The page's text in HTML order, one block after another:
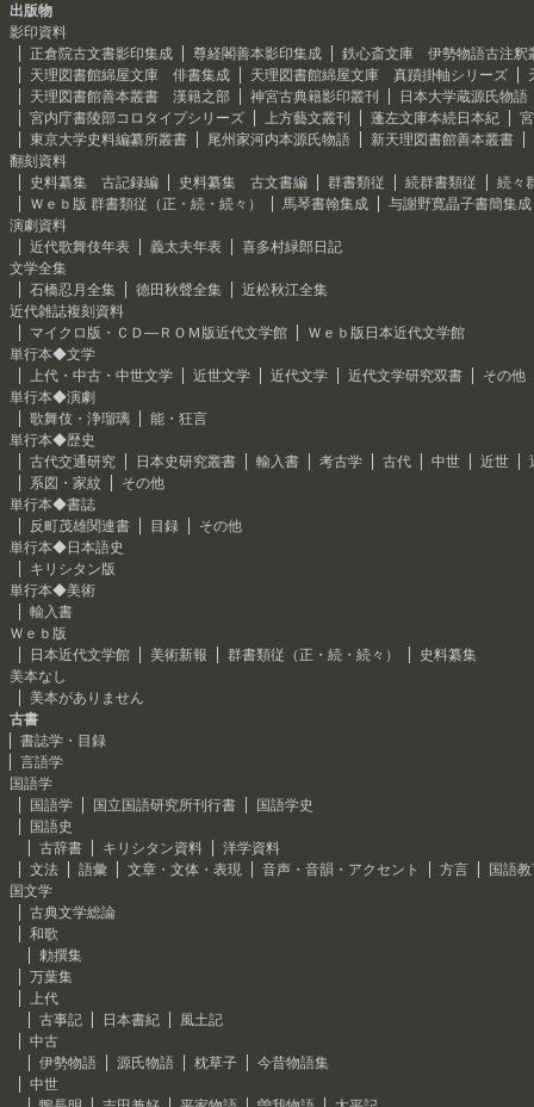
出版物
影印資料
正倉院古文書影印集成
尊経閣善本影印集成
鉄心斎文庫 伊勢物語古注釈
天理図書館綿屋文庫 俳書集成
天理図書館綿屋文庫 真蹟掛軸シリーズ
天理図書館善本叢書 漢籍之部
神宮古典籍影印叢刊
日本大学蔵源氏物語
宮内庁書陵部コロタイプシリーズ
上方藝文叢刊 蓬左文庫本続日本紀
東京大学史料編纂所叢書
尾州家河内本源氏物語
新天理図書館善本叢書
翻刻資料
史料纂集 古記録編
史料纂集 古文書編 群書類従 続群書類従
続々
Ｗｅｂ版 群書類従（正・続・続々）
馬琴書翰集成
与謝野寛晶子書簡集成
演劇資料
近代歌舞伎年表
義太夫年表
喜多村緑郎日記
文学全集
石橋忍月全集
徳田秋聲全集
近松秋江全集
近代雑誌複刻資料
マイクロ版・ＣＤ―ＲＯＭ版近代文学館
Ｗｅｂ版日本近代文学館
単行本◆文学
上代・中古・中世文学
近世文学 近代文学 近代文学研究双書
その他
単行本◆演劇
歌舞伎・浄瑠璃
能・狂言
単行本◆歴史
古代交通研究
日本史研究叢書 輸入書 考古学 古代 中世 近世
系図・家紋
その他
単行本◆書誌
反町茂雄関連書
目録
その他
単行本◆日本語史
キリシタン版
単行本◆美術
輸入書
Ｗｅｂ版
日本近代文学館
美術新報 群書類従（正・続・続々）
史料纂集
美本なし
美本がありません
古書
書誌学・目録
言語学
国語学
国語学
国立国語研究所刊行書
国語学史
国語史
古辞書
キリシタン資料
洋学資料
文法
語彙 文章・文体・表現 音声・音韻・アクセント 方言
国語
国文学
古典文学総論
和歌
勅撰集
万葉集
上代
古事記
日本書紀
風土記
中古
伊勢物語
源氏物語 枕草子
今昔物語集
中世